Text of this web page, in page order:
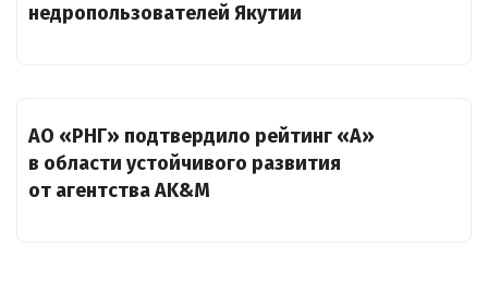
недропользователей Якутии
АО «РНГ» подтвердило рейтинг «А»
в области устойчивого развития
от агентства AK&M